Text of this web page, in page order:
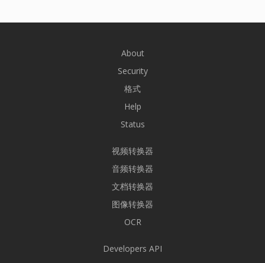
About
Security
格式
Help
Status
视频转换器
音频转换器
文档转换器
图像转换器
OCR
Developers API